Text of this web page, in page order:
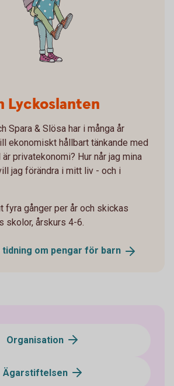
Lyckoslanten
Spara & Slösa har i många år
ekonomiskt hållbart tänkande med
privatekonomi? Hur når jag mina
jag förändra i mitt liv - och i
fyra gånger per år och skickas
skolor, årskurs 4-6.
tidning om pengar för barn
Organisation
Ägarstiftelsen